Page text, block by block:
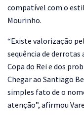
compatível com o
Mourinho.
“Existe valorização
sequência de derrotas
Copa do Rei e dos
Chegar ao Santiago
simples fato de o
atenção”, afirmou